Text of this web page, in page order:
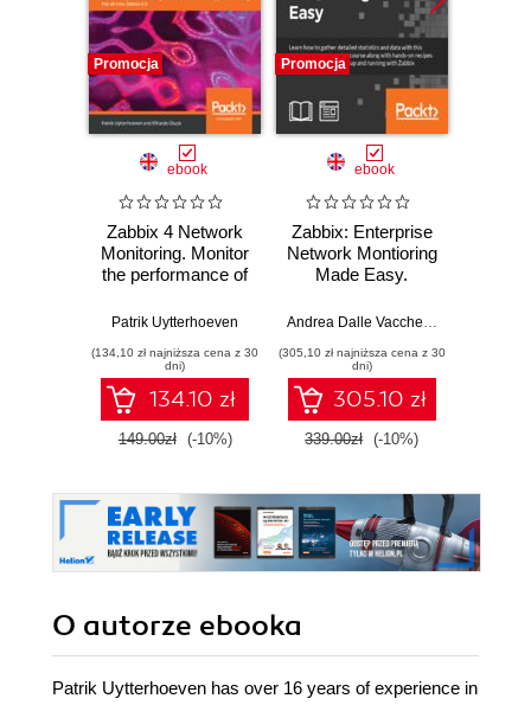
Promocja
ebook
Zabbix 4 Network
Monitoring. Monitor
the performance of
devices and
the all-new Zabbix
4.0 - Third Edition
Patrik Uytterhoeven
(134,10 zł najniższa cena z 30
dni)
134.10 zł
149.00zł (-10%)
Promocja
ebook
Zabbix: Enterprise
Network Montioring
Made Easy.
source, real-timeAndrea Dalle Vacche
,Rihards Olups
(305,10 zł najniższa cena z 30
dni)
305.10 zł
339.00zł (-10%)
O autorze ebooka
Patrik Uytterhoeven has over 16 years of experience in